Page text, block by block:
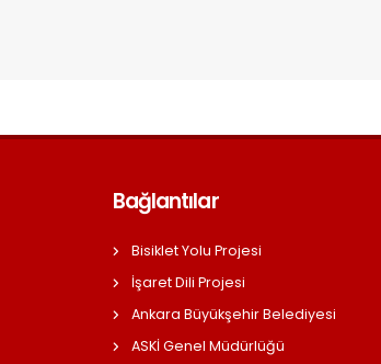
Bağlantılar
Bisiklet Yolu Projesi
İşaret Dili Projesi
Ankara Büyükşehir Belediyesi
ASKİ Genel Müdürlüğü